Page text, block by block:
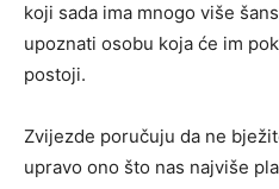
koji sada ima mnogo više
upoznati osobu koja će im
postoji.
Zvijezde poručuju da ne
upravo ono što nas najviše